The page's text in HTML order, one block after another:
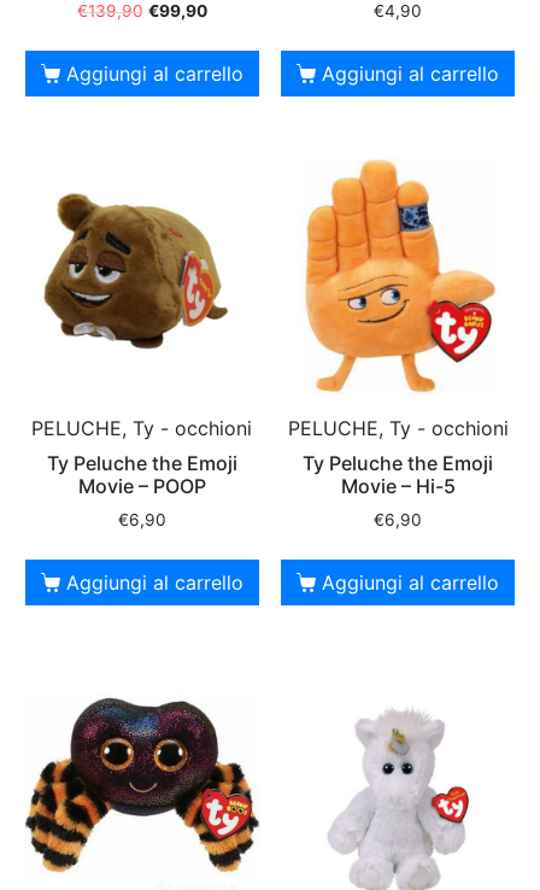
€139,90 €99,90
Aggiungi al carrello
€4,90
Aggiungi al carrello
PELUCHE, Ty - occhioni
Ty Peluche the Emoji
Movie – POOP
€6,90
Aggiungi al carrello
PELUCHE, Ty - occhioni
Ty Peluche the Emoji
Movie – Hi-5
€6,90
Aggiungi al carrello